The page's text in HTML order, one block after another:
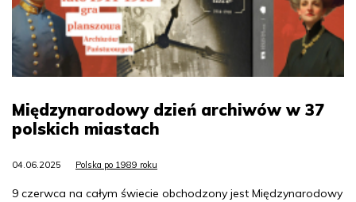
Międzynarodowy dzień archiwów w 37
polskich miastach
04.06.2025 Polska po 1989 roku
9 czerwca na całym świecie obchodzony jest Międzynarodowy